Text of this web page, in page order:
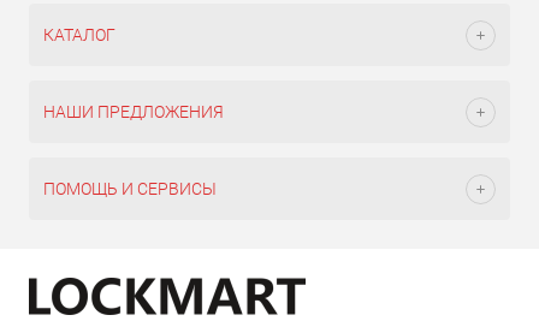
КАТАЛОГ
НАШИ ПРЕДЛОЖЕНИЯ
ПОМОЩЬ И СЕРВИСЫ